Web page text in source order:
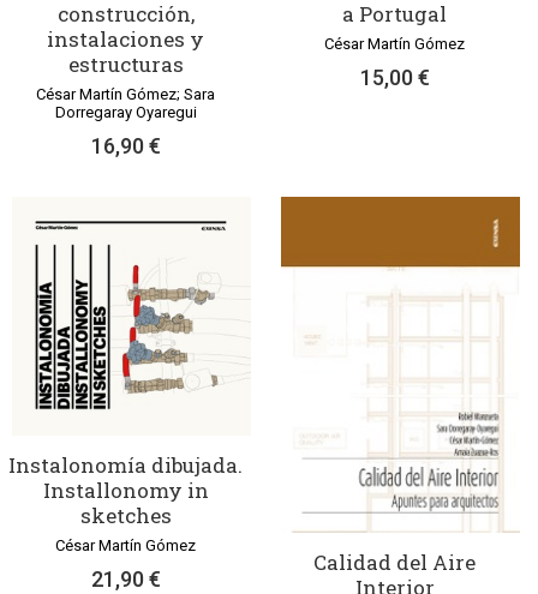
construcción,
instalaciones y
estructuras
César Martín Gómez; Sara
Dorregaray Oyaregui
16,90 €
a Portugal
César Martín Gómez
15,00 €
Instalonomía dibujada.
Installonomy in
sketches
César Martín Gómez
21,90 €
Calidad del Aire
Interior